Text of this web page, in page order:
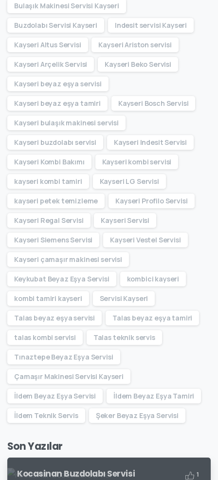
Bulaşık Makinesi Servisi Kayseri
Buzdolabı Servisi Kayseri Indesit servisi Kayseri
Kayseri Altus Servisi Kayseri Ariston servisi
Kayseri Arçelik Servisi Kayseri Beko Servisi
Kayseri beyaz eşya servisi
Kayseri beyaz eşya tamiri Kayseri Bosch Servisi
Kayseri bulaşık makinesi servisi
Kayseri buzdolabı servisi Kayseri Indesit Servisi
Kayseri Kombi Bakımı Kayseri kombi servisi
kayseri kombi tamiri Kayseri LG Servisi
kayseri petek temizleme Kayseri Profilo Servisi
Kayseri Regal Servisi Kayseri Servisi
Kayseri Siemens Servisi Kayseri Vestel Servisi
Kayseri çamaşır makinesi servisi
Keykubat Beyaz Eşya Servisi kombici kayseri
kombi tamiri kayseri Servisi Kayseri
Talas beyaz eşya servisi Talas beyaz eşya tamiri
talas kombi servisi Talas teknik servis
Tınaztepe Beyaz Eşya Servisi
Çamaşır Makinesi Servisi Kayseri
İldem Beyaz Eşya Servisi İldem Beyaz Eşya Tamiri
İldem Teknik Servis Şeker Beyaz Eşya Servisi
Son Yazılar
Kocasinan Buzdolabı Servisi 1